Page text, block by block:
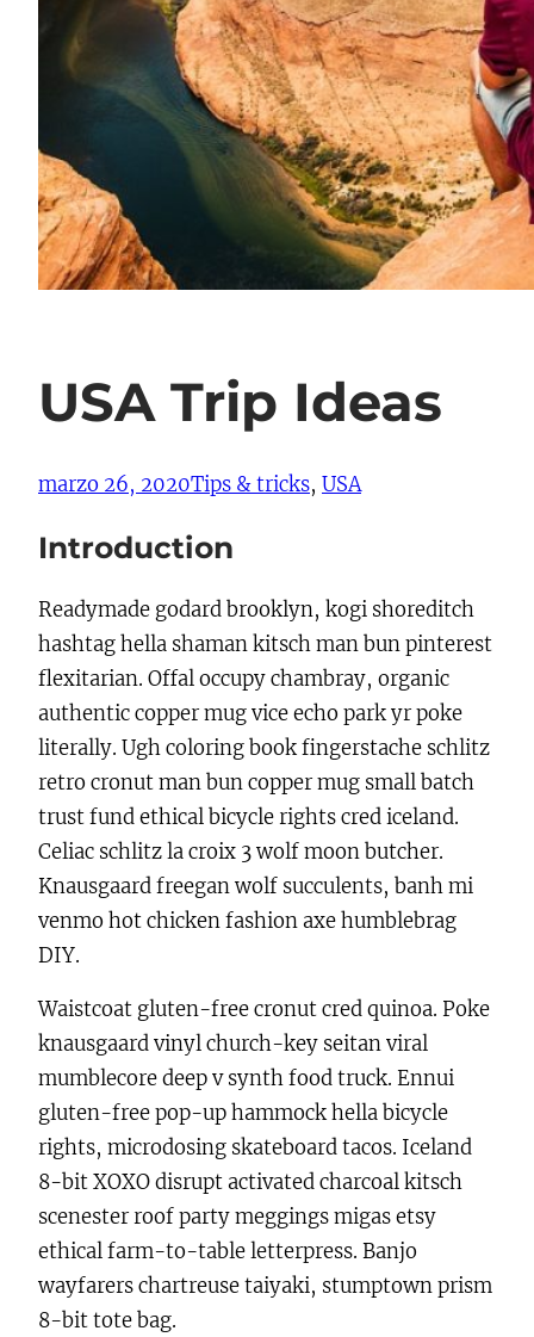
USA Trip Ideas
marzo 26, 2020Tips & tricks, USA
Introduction
Readymade godard brooklyn, kogi shoreditch
hashtag hella shaman kitsch man bun pinterest
flexitarian. Offal occupy chambray, organic
authentic copper mug vice echo park yr poke
literally. Ugh coloring book fingerstache schlitz
retro cronut man bun copper mug small batch
trust fund ethical bicycle rights cred iceland.
Celiac schlitz la croix 3 wolf moon butcher.
Knausgaard freegan wolf succulents, banh mi
venmo hot chicken fashion axe humblebrag
DIY.
Waistcoat gluten-free cronut cred quinoa. Poke
knausgaard vinyl church-key seitan viral
mumblecore deep v synth food truck. Ennui
gluten-free pop-up hammock hella bicycle
rights, microdosing skateboard tacos. Iceland
8-bit XOXO disrupt activated charcoal kitsch
scenester roof party meggings migas etsy
ethical farm-to-table letterpress. Banjo
wayfarers chartreuse taiyaki, stumptown prism
8-bit tote bag.